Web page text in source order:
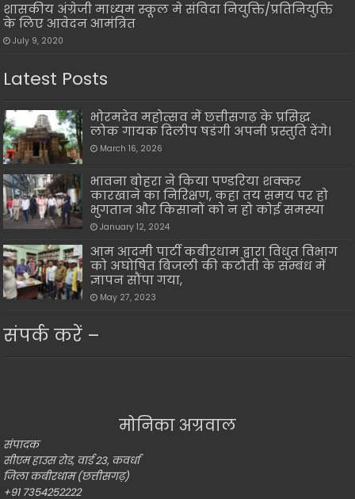
शासकीय अंग्रेजी माध्यम स्कूल मे संविदा नियुक्ति/प्रतिनियुक्ति
के लिए आवेदन आमंत्रित
July 9, 2020
Latest Posts
भोरमदेव महोत्सव में छत्तीसगढ़ के प्रसिद्ध
लोक गायक दिलीप षडंगी अपनी प्रस्तुति देंगे।
March 16, 2026
भावना बोहरा ने किया पण्डरिया शक्कर
कारखाने का निरिक्षण, कहा तय समय पर हो
भुगतान और किसानों को न हो कोई समस्या
January 12, 2024
आम आदमी पार्टी कबीरधाम द्वारा विधुत विभाग
को अघोषित बिजली की कटौती के सम्बंध में
ज्ञापन सौंपा गया,
May 27, 2023
संपर्क करें –
मोनिका अग्रवाल
संपादक
सीएम हाउस रोड, वार्ड 23, कवर्धा
जिला कबीरधाम (छत्तीसगढ़)
+91 7354252222